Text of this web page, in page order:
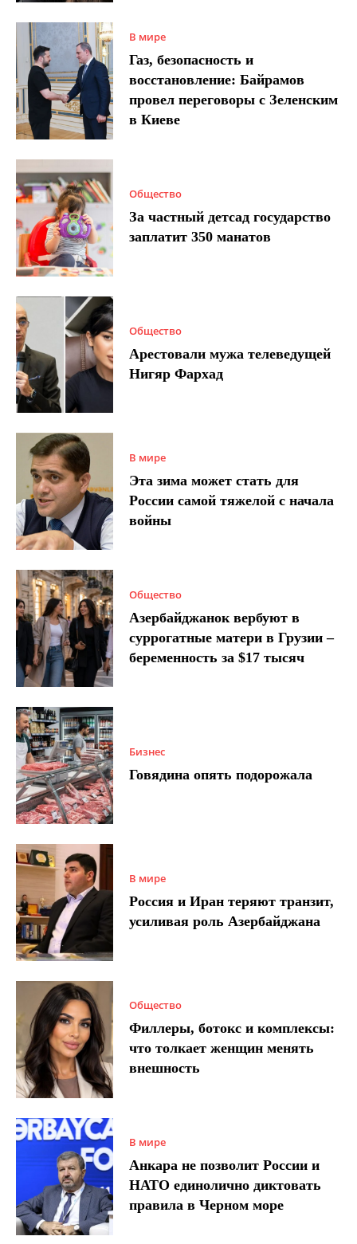
В мире
Газ, безопасность и
восстановление: Байрамов
провел переговоры с Зеленским
в Киеве
Общество
За частный детсад государство
заплатит 350 манатов
Общество
Арестовали мужа телеведущей
Нигяр Фархад
В мире
Эта зима может стать для
России самой тяжелой с начала
войны
Общество
Азербайджанок вербуют в
суррогатные матери в Грузии –
беременность за $17 тысяч
Бизнес
Говядина опять подорожала
В мире
Россия и Иран теряют транзит,
усиливая роль Азербайджана
Общество
Филлеры, ботокс и комплексы:
что толкает женщин менять
внешность
В мире
Анкара не позволит России и
НАТО единолично диктовать
правила в Черном море